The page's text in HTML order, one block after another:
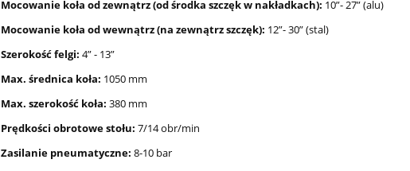
Mocowanie koła od zewnątrz (od środka szczęk w nakładkach): 10”- 27” (alu)
Mocowanie koła od wewnątrz (na zewnątrz szczęk): 12”- 30” (stal)
Szerokość felgi: 4” - 13”
Max. średnica koła: 1050 mm
Max. szerokość koła: 380 mm
Prędkości obrotowe stołu: 7/14 obr/min
Zasilanie pneumatyczne: 8-10 bar